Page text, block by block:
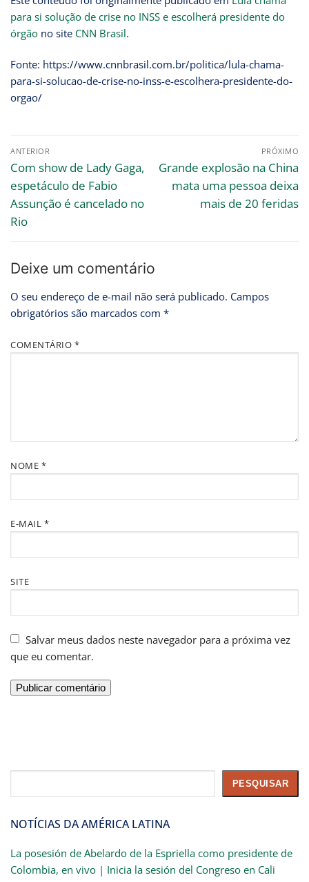
para si solução de crise no INSS e escolherá presidente do
órgão no site CNN Brasil.
Fonte: https://www.cnnbrasil.com.br/politica/lula-chama-
para-si-solucao-de-crise-no-inss-e-escolhera-presidente-do-
orgao/
ANTERIOR
Com show de Lady Gaga,
espetáculo de Fabio
Assunção é cancelado no
Rio
PRÓXIMO
Grande explosão na China
mata uma pessoa deixa
mais de 20 feridas
Deixe um comentário
O seu endereço de e-mail não será publicado. Campos
obrigatórios são marcados com *
COMENTÁRIO *
NOME *
E-MAIL *
SITE
Salvar meus dados neste navegador para a próxima vez
que eu comentar.
PESQUISAR
NOTÍCIAS DA AMÉRICA LATINA
La posesión de Abelardo de la Espriella como presidente de
Colombia, en vivo | Inicia la sesión del Congreso en Cali